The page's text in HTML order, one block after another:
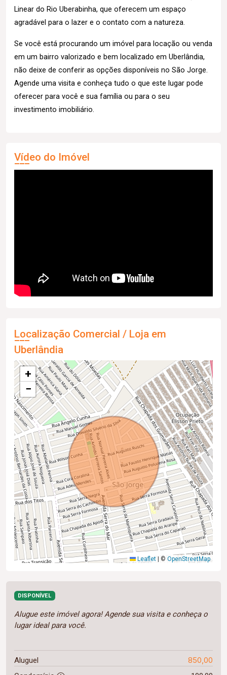
Linear do Rio Uberabinha, que oferecem um espaço
agradável para o lazer e o contato com a natureza.
Se você está procurando um imóvel para locação ou venda
em um bairro valorizado e bem localizado em Uberlândia,
não deixe de conferir as opções disponíveis no São Jorge.
Agende uma visita e conheça tudo o que este lugar pode
oferecer para você e sua família ou para o seu
investimento imobiliário.
Vídeo do Imóvel
Localização Comercial / Loja em
Uberlândia
+
−
Leaflet | © OpenStreetMap
DISPONÍVEL
Alugue este imóvel agora! Agende sua visita e conheça o
lugar ideal para você.
Aluguel 850,00